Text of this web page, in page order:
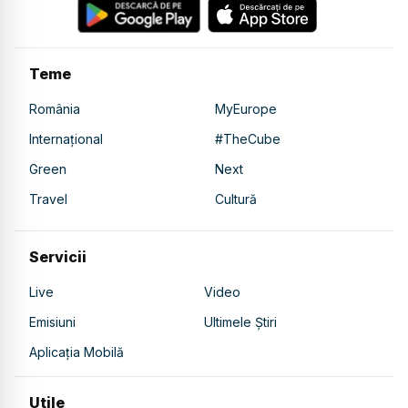
Teme
România
MyEurope
Internațional
#TheCube
Green
Next
Travel
Cultură
Servicii
Live
Video
Emisiuni
Ultimele Știri
Aplicația Mobilă
Utile